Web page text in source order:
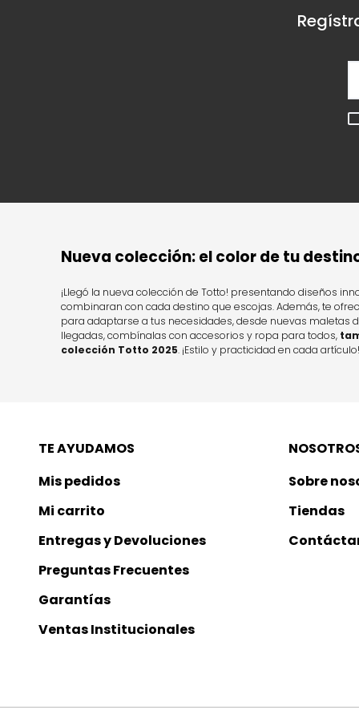
Nueva colección: el color de tu
¡Llegó la nueva colección de Totto! presentando diseños
combinaran con cada destino que escojas. Además, te
para adaptarse a tus necesidades, desde nuevas maletas
llegadas, combínalas con accesorios y ropa para todos,
colección Totto 2025. ¡Estilo y practicidad en cada
TE AYUDAMOS
Mis pedidos
Mi carrito
Entregas y Devoluciones
Preguntas Frecuentes
Garantías
Ventas Institucionales
Sobre
Tiendas